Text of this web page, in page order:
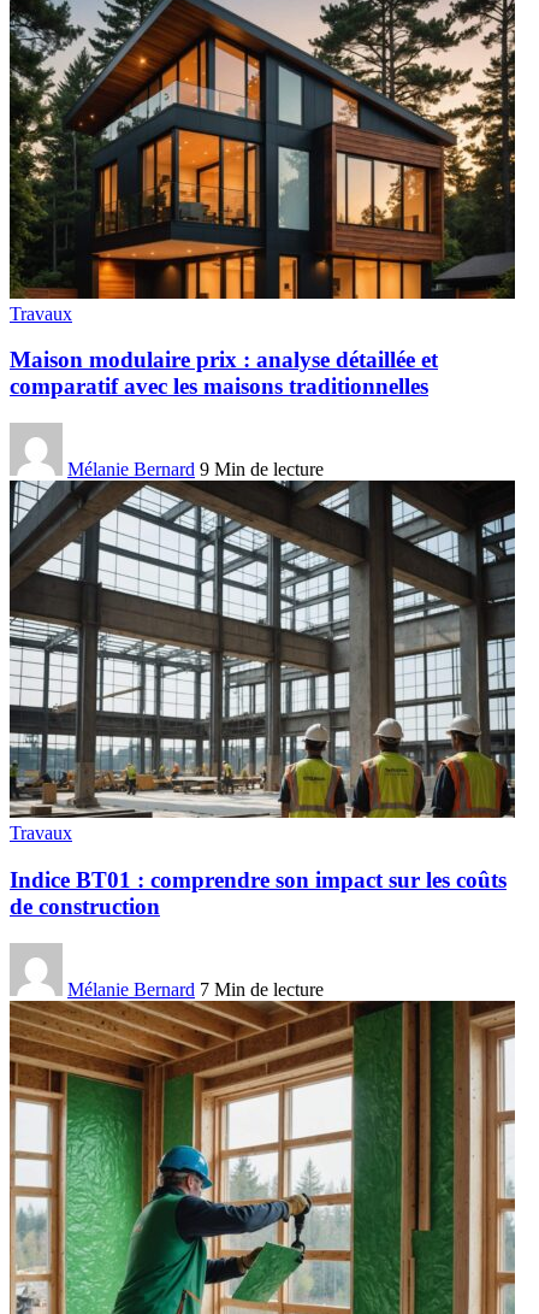
Travaux
Maison modulaire prix : analyse détaillée et
comparatif avec les maisons traditionnelles
Mélanie Bernard 9 Min de lecture
Travaux
Indice BT01 : comprendre son impact sur les coûts
de construction
Mélanie Bernard 7 Min de lecture